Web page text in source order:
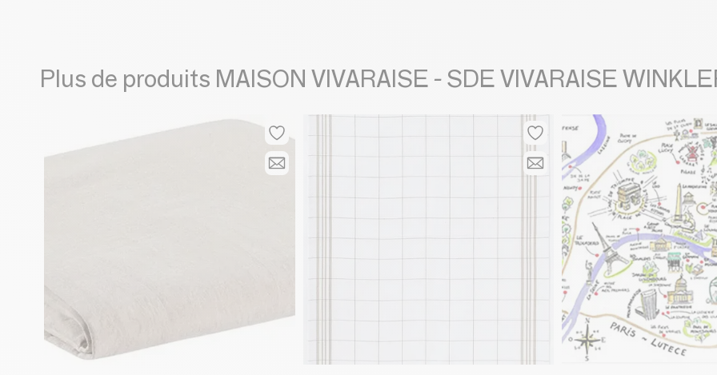
Plus de produits MAISON VIVARAISE - SDE VIVARAISE